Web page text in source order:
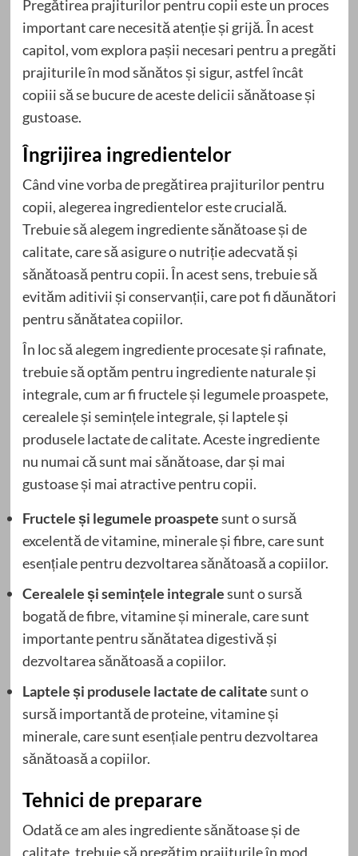
Pregătirea prajiturilor pentru copii este un proces
important care necesită atenție și grijă. În acest
capitol, vom explora pașii necesari pentru a pregăti
prajiturile în mod sănătos și sigur, astfel încât
copiii să se bucure de aceste delicii sănătoase și
gustoase.
Îngrijirea ingredientelor
Când vine vorba de pregătirea prajiturilor pentru
copii, alegerea ingredientelor este crucială.
Trebuie să alegem ingrediente sănătoase și de
calitate, care să asigure o nutriție adecvată și
sănătoasă pentru copii. În acest sens, trebuie să
evităm aditivii și conservanții, care pot fi dăunători
pentru sănătatea copiilor.
În loc să alegem ingrediente procesate și rafinate,
trebuie să optăm pentru ingrediente naturale și
integrale, cum ar fi fructele și legumele proaspete,
cerealele și semințele integrale, și laptele și
produsele lactate de calitate. Aceste ingrediente
nu numai că sunt mai sănătoase, dar și mai
gustoase și mai atractive pentru copii.
Fructele și legumele proaspetesunt o sursă
excelentă de vitamine, minerale și fibre, care sunt
esențiale pentru dezvoltarea sănătoasă a copiilor.
Cerealele și semințele integralesunt o sursă
bogată de fibre, vitamine și minerale, care sunt
importante pentru sănătatea digestivă și
dezvoltarea sănătoasă a copiilor.
Laptele și produsele lactate de calitatesunt o
sursă importantă de proteine, vitamine și
minerale, care sunt esențiale pentru dezvoltarea
sănătoasă a copiilor.
Tehnici de preparare
Odată ce am ales ingrediente sănătoase și de
calitate, trebuie să pregătim prajiturile în mod